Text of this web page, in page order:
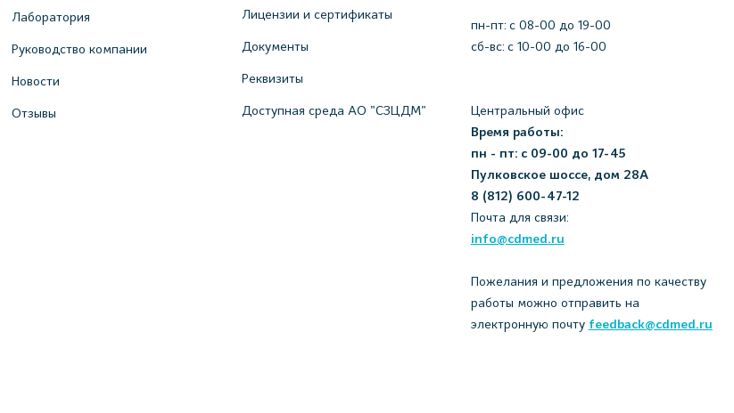
Лаборатория
Руководство компании
Новости
Отзывы
Лицензии и сертификаты
Документы
Реквизиты
Доступная среда АО "СЗЦДМ"
пн-пт: c 08-00 до 19-00
сб-вс: с 10-00 до 16-00
Центральный офис
Время работы:
пн - пт: с 09-00 до 17-45
Пулковское шоссе, дом 28А
8 (812) 600-47-12
Почта для связи:
info@cdmed.ru
Пожелания и предложения по качеству
работы можно отправить на
электронную почту feedback@cdmed.ru